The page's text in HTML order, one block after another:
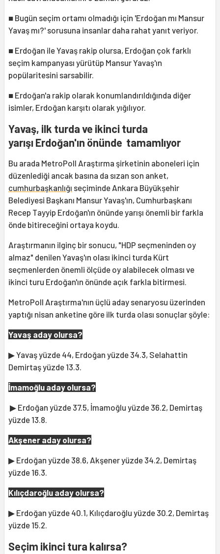
■ Bugün seçim ortamı olmadığı için 'Erdoğan mı Mansur
Yavaş mı?' sorusuna insanlar daha rahat yanıt veriyor.
■ Erdoğan ile Yavaş rakip olursa, Erdoğan çok farklı
seçim kampanyası yürütüp Mansur Yavaş'ın
popülaritesini sarsabilir.
■ Erdoğan'a rakip olarak konumlandırıldığında diğer
isimler, Erdoğan karşıtı olarak yığılıyor.
Yavaş, ilk turda ve ikinci turda
yarışı Erdoğan'ın önünde tamamlıyor
Bu arada MetroPoll Araştırma şirketinin aboneleri için
düzenlediği ancak basına da sızan son anket,
cumhurbaşkanlığı seçiminde Ankara Büyükşehir
Belediyesi Başkanı Mansur Yavaş'ın, Cumhurbaşkanı
Recep Tayyip Erdoğan'ın önünde yarışı önemli bir farkla
önde bitireceğini ortaya koydu.
Araştırmanın ilginç bir sonucu, "HDP seçmeninden oy
almaz" denilen Yavaş'ın olası ikinci turda Kürt
seçmenlerden önemli ölçüde oy alabilecek olması ve
ikinci turu Erdoğan'ın önünde açık farkla bitirmesi.
MetroPoll Araştırma'nın üçlü aday senaryosu üzerinden
yaptığı nisan anketine göre ilk turda olası sonuçlar şöyle:
Yavaş aday olursa?
▶ Yavaş yüzde 44, Erdoğan yüzde 34.3, Selahattin
Demirtaş yüzde 13.3.
İmamoğlu aday olursa?
▶ Erdoğan yüzde 37.5, İmamoğlu yüzde 36.2, Demirtaş
yüzde 13.8.
Akşener aday olursa?
▶ Erdoğan yüzde 38.6, Akşener yüzde 34.2, Demirtaş
yüzde 16.3.
Kılıçdaroğlu aday olursa?
▶ Erdoğan yüzde 40.1, Kılıçdaroğlu yüzde 30.2, Demirtaş
yüzde 15.2.
Seçim ikinci tura kalırsa?